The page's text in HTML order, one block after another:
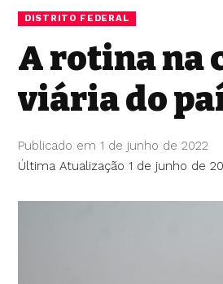
DISTRITO FEDERAL
A rotina na
viária do
Última Atualização 1 de junho de
Publicado em 1 de junho de 2022